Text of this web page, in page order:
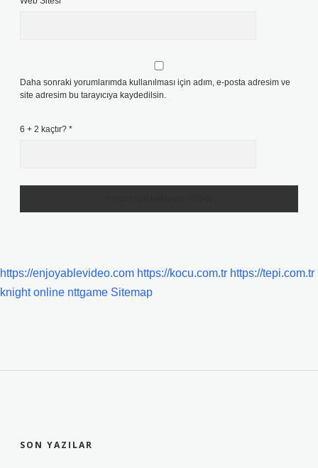
Daha sonraki yorumlarımda kullanılması için adım, e-posta adresim ve
site adresim bu tarayıcıya kaydedilsin.
6 + 2 kaçtır? *
https://enjoyablevideo.com https://kocu.com.tr https://tepi.com.tr
knight online nttgame Sitemap
SON YAZILAR